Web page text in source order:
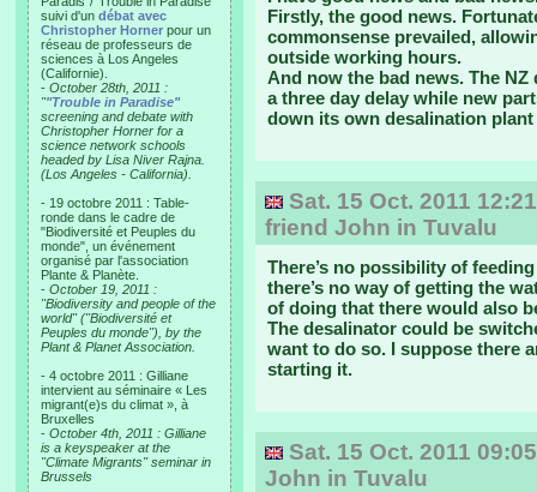
suivi d'un débat avec
Christopher Horner pour un
réseau de professeurs de
sciences à Los Angeles
(Californie).
- October 28th, 2011 :
""Trouble in Paradise"
screening and debate with
Christopher Horner for a
science network schools
headed by Lisa Niver Rajna.
(Los Angeles - California).
- 19 octobre 2011 : Table-
ronde dans le cadre de
"Biodiversité et Peuples du
monde", un événement
organisé par l'association
Plante & Planète.
- October 19, 2011 :
"Biodiversity and people of the
world" ("Biodiversité et
Peuples du monde"), by the
Plant & Planet Association.
- 4 octobre 2011 : Gilliane
intervient au séminaire « Les
migrant(e)s du climat », à
Bruxelles
- October 4th, 2011 : Gilliane
is a keyspeaker at the
"Climate Migrants" seminar in
Brussels
Firstly, the good news.
commonsense prevailed,
outside working hours.
And now the bad news. The
a three day delay while new
down its own desalination
Sat. 15 Oct. 2011
friend John in Tuvalu
There’s no possibility of
there’s no way of getting the
of doing that there would also
The desalinator could be
want to do so. I suppose there
starting it.
Sat. 15 Oct. 2011
John in Tuvalu